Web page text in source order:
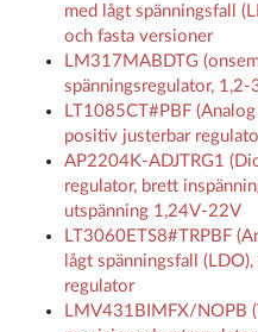
med lågt spänningsfall
och fasta versioner
LM317MABDTG
spänningsregulator, 1,2-
LT1085CT#PBF
positiv justerbar
AP2204K-ADJTRG1
regulator, brett
utspänning 1,24V-22V
LT3060ETS8#TRPBF
lågt spänningsfall
regulator
LMV431BIMFX/NOPB